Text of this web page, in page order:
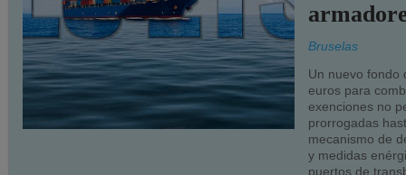
Bruselas
Un nuevo fondo
euros para
exenciones no
prorrogadas
mecanismo de
y medidas
puertos de